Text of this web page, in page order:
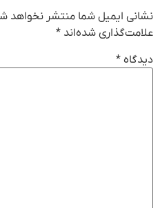
نشانی ایمیل شما منتشر نخواهد
علامت‌گذاری شده‌اند *
دیدگاه *